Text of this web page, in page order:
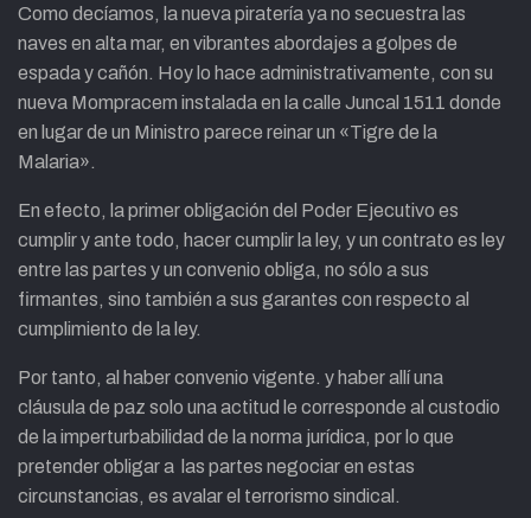
Como decíamos, la nueva piratería ya no secuestra las
naves en alta mar, en vibrantes abordajes a golpes de
espada y cañón. Hoy lo hace administrativamente, con su
nueva Mompracem instalada en la calle Juncal 1511 donde
en lugar de un Ministro parece reinar un «Tigre de la
Malaria».
En efecto, la primer obligación del Poder Ejecutivo es
cumplir y ante todo, hacer cumplir la ley, y un contrato es ley
entre las partes y un convenio obliga, no sólo a sus
firmantes, sino también a sus garantes con respecto al
cumplimiento de la ley.
Por tanto, al haber convenio vigente. y haber allí una
cláusula de paz solo una actitud le corresponde al custodio
de la imperturbabilidad de la norma jurídica, por lo que
pretender obligar a las partes negociar en estas
circunstancias, es avalar el terrorismo sindical.